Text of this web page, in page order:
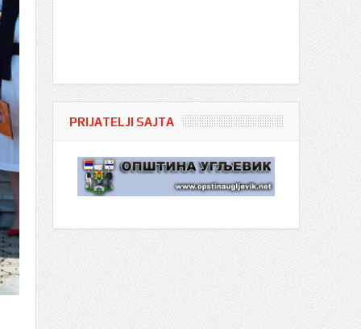
PRIJATELJI SAJTA